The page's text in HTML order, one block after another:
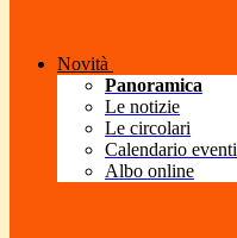
Novità
Panoramica
Le notizie
Le circolari
Calendario eventi
Albo online